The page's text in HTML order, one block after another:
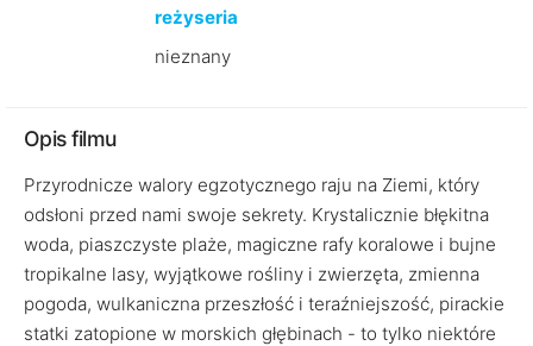
reżyseria
nieznany
Opis filmu
Przyrodnicze walory egzotycznego raju na Ziemi, który
odsłoni przed nami swoje sekrety. Krystalicznie błękitna
woda, piaszczyste plaże, magiczne rafy koralowe i bujne
tropikalne lasy, wyjątkowe rośliny i zwierzęta, zmienna
pogoda, wulkaniczna przeszłość i teraźniejszość, pirackie
statki zatopione w morskich głębinach - to tylko niektóre